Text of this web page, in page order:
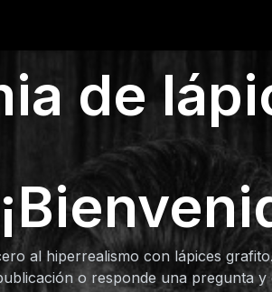
de
al hiperrealismo con lápices
o responde una pregunta